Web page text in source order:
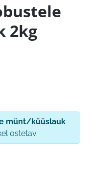
2kg
münt/küüslauk
ostetav.